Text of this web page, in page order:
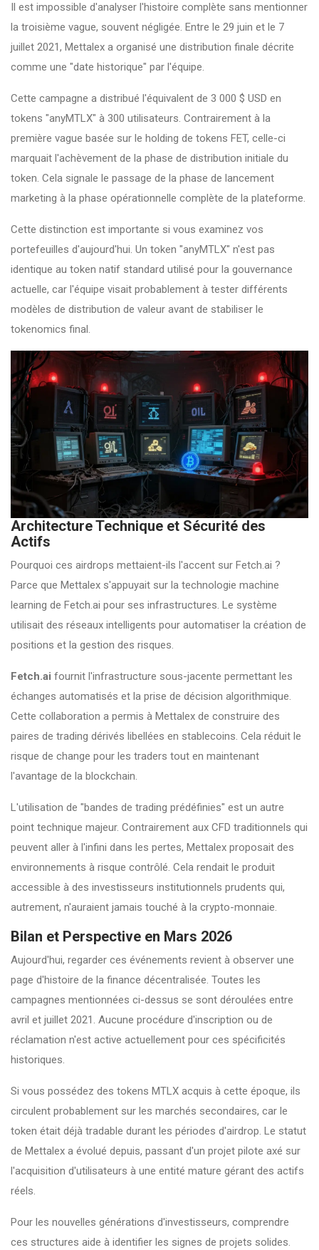
Il est impossible d'analyser l'histoire complète sans mentionner
la troisième vague, souvent négligée. Entre le 29 juin et le 7
juillet 2021, Mettalex a organisé une distribution finale décrite
comme une "date historique" par l'équipe.
Cette campagne a distribué l'équivalent de 3 000 $ USD en
tokens "anyMTLX" à 300 utilisateurs. Contrairement à la
première vague basée sur le holding de tokens FET, celle-ci
marquait l'achèvement de la phase de distribution initiale du
token. Cela signale le passage de la phase de lancement
marketing à la phase opérationnelle complète de la plateforme.
Cette distinction est importante si vous examinez vos
portefeuilles d'aujourd'hui. Un token "anyMTLX" n'est pas
identique au token natif standard utilisé pour la gouvernance
actuelle, car l'équipe visait probablement à tester différents
modèles de distribution de valeur avant de stabiliser le
tokenomics final.
Architecture Technique et Sécurité des
Actifs
Pourquoi ces airdrops mettaient-ils l'accent sur Fetch.ai ?
Parce que Mettalex s'appuyait sur la technologie machine
learning de Fetch.ai pour ses infrastructures. Le système
utilisait des réseaux intelligents pour automatiser la création de
positions et la gestion des risques.
Fetch.ai fournit l'infrastructure sous-jacente permettant les
échanges automatisés et la prise de décision algorithmique.
Cette collaboration a permis à Mettalex de construire des
paires de trading dérivés libellées en stablecoins. Cela réduit le
risque de change pour les traders tout en maintenant
l'avantage de la blockchain.
L'utilisation de "bandes de trading prédéfinies" est un autre
point technique majeur. Contrairement aux CFD traditionnels qui
peuvent aller à l'infini dans les pertes, Mettalex proposait des
environnements à risque contrôlé. Cela rendait le produit
accessible à des investisseurs institutionnels prudents qui,
autrement, n'auraient jamais touché à la crypto-monnaie.
Bilan et Perspective en Mars 2026
Aujourd'hui, regarder ces événements revient à observer une
page d'histoire de la finance décentralisée. Toutes les
campagnes mentionnées ci-dessus se sont déroulées entre
avril et juillet 2021. Aucune procédure d'inscription ou de
réclamation n'est active actuellement pour ces spécificités
historiques.
Si vous possédez des tokens MTLX acquis à cette époque, ils
circulent probablement sur les marchés secondaires, car le
token était déjà tradable durant les périodes d'airdrop. Le statut
de Mettalex a évolué depuis, passant d'un projet pilote axé sur
l'acquisition d'utilisateurs à une entité mature gérant des actifs
réels.
Pour les nouvelles générations d'investisseurs, comprendre
ces structures aide à identifier les signes de projets solides.